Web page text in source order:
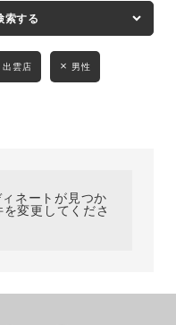
KIDS
索する
雲店 男性
ネートが見つか
変更してくださ